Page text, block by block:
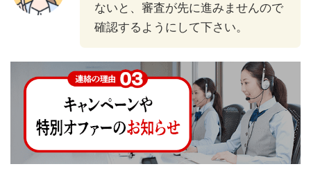
ないと、審査が先に進みませんので
確認するようにして下さい。